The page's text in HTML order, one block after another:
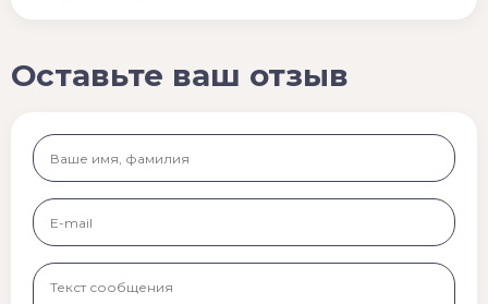
Оставьте ваш отзыв